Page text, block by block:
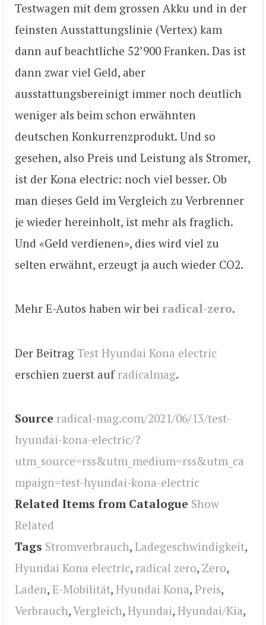
Testwagen mit dem grossen Akku und in der
feinsten Ausstattungslinie (Vertex) kam
dann auf beachtliche 52’900 Franken. Das ist
dann zwar viel Geld, aber
ausstattungsbereinigt immer noch deutlich
weniger als beim schon erwähnten
deutschen Konkurrenzprodukt. Und so
gesehen, also Preis und Leistung als Stromer,
ist der Kona electric: noch viel besser. Ob
man dieses Geld im Vergleich zu Verbrenner
je wieder hereinholt, ist mehr als fraglich.
Und «Geld verdienen», dies wird viel zu
selten erwähnt, erzeugt ja auch wieder CO2.
Mehr E-Autos haben wir bei radical-zero.
Der Beitrag Test Hyundai Kona electric
erschien zuerst auf radicalmag.
Source radical-mag.com/2021/06/13/test-
hyundai-kona-electric/?
utm_source=rss&utm_medium=rss&utm_ca
mpaign=test-hyundai-kona-electric
Related Items from Catalogue Show
Related
Tags Stromverbrauch, Ladegeschwindigkeit,
Hyundai Kona electric, radical zero, Zero,
Laden, E-Mobilität, Hyundai Kona, Preis,
Verbrauch,Vergleich, Hyundai, Hyundai/Kia,